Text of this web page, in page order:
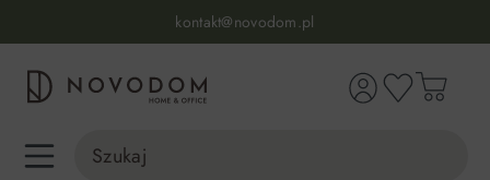
kontakt@novodom.pl
Dostawa z wniesieniem
30 dni na zwrot lub wymianę
98% zadowolonych klientów